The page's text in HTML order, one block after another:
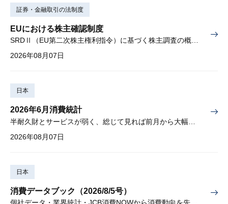
証券・金融取引の法制度
EUにおける株主確認制度
SRDⅡ（EU第二次株主権利指令）に基づく株主調査の概要と課題
2026年08月07日
日本
2026年6月消費統計
2026年08月07日
日本
消費データブック（2026/8/5号）